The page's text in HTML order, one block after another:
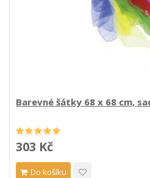
Barevné šátky 68 x 68 cm,
303 Kč
Do košíku